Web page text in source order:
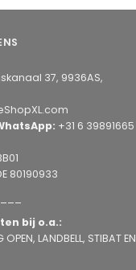
37, 9936AS,
+31 6 39891665
80190933
bij o.a.:
OPEN, LANDBELL, STIBAT EN